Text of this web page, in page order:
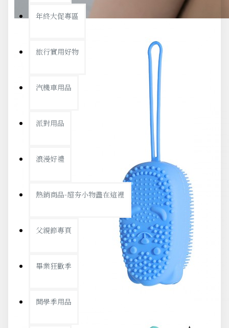
年終大促專區
旅行實用好物
汽機車用品
派對用品
浪漫好禮
熱銷商品-超夯小物盡在這裡
父親節專頁
畢業狂歡季
開學季用品